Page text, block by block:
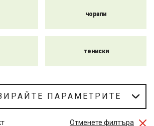
чорапи
тениски
ПАРАМЕТРИТЕ
Отменете филтъра